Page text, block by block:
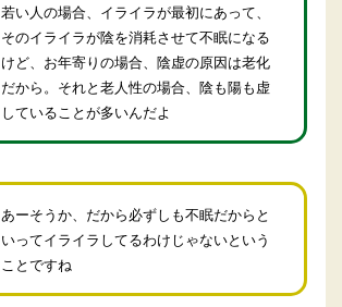
若い人の場合、イライラが最初にあって、
そのイライラが陰を消耗させて不眠になる
けど、お年寄りの場合、陰虚の原因は老化
だから。それと老人性の場合、陰も陽も虚
していることが多いんだよ
あーそうか、だから必ずしも不眠だからと
いってイライラしてるわけじゃないという
ことですね